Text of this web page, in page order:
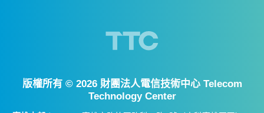
版權所有 © 2026 財團法人電信技術中心 Telecom
Technology Center